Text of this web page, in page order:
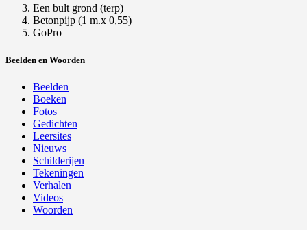
Een bult grond (terp)
Betonpijp (1 m.x 0,55)
GoPro
Beelden en Woorden
Beelden
Boeken
Fotos
Gedichten
Leersites
Nieuws
Schilderijen
Tekeningen
Verhalen
Videos
Woorden